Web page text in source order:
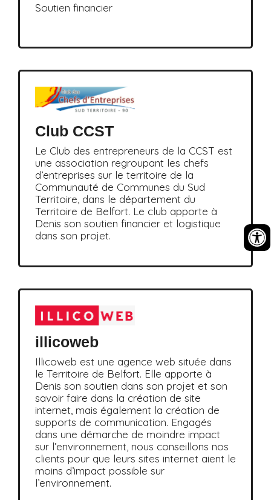
Soutien financier
Club CCST
Le Club des entrepreneurs de la CCST est
une association regroupant les chefs
d’entreprises sur le territoire de la
Communauté de Communes du Sud
Territoire, dans le département du
Territoire de Belfort. Le club apporte à
Denis son soutien financier et logistique
dans son projet.
illicoweb
Illicoweb est une agence web située dans
le Territoire de Belfort. Elle apporte à
Denis son soutien dans son projet et son
savoir faire dans la création de site
internet, mais également la création de
supports de communication. Engagés
dans une démarche de moindre impact
sur l’environnement, nous conseillons nos
clients pour que leurs sites internet aient le
moins d’impact possible sur
l’environnement.